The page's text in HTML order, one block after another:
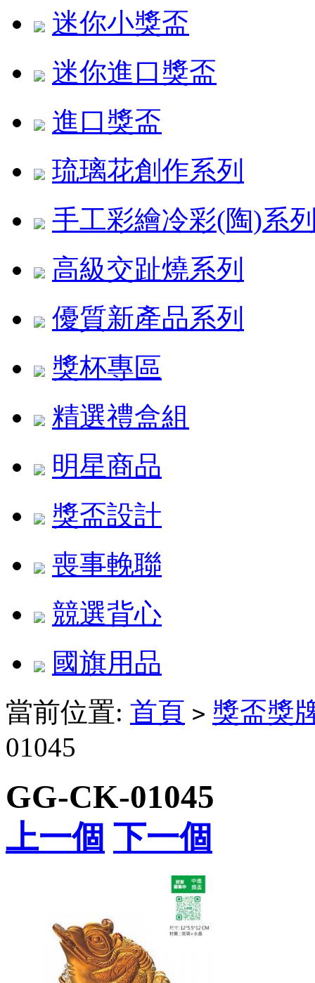
迷你小獎盃
迷你進口獎盃
進口獎盃
琉璃花創作系列
手工彩繪冷彩(陶)系
高級交趾燒系列
優質新產品系列
獎杯專區
精選禮盒組
明星商品
獎盃設計
喪事輓聯
競選背心
國旗用品
當前位置: 首頁 > 獎盃獎
01045
GG-CK-01045
上一個 下一個